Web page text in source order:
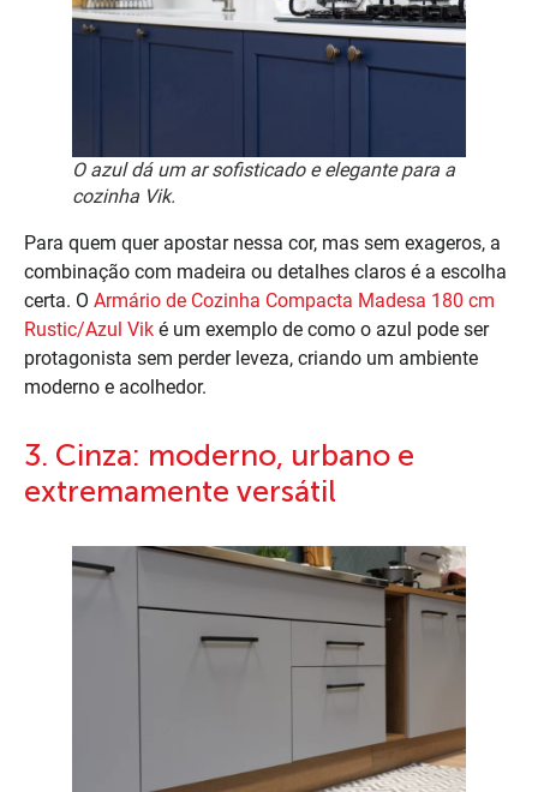
O azul dá um ar sofisticado e elegante para a
cozinha Vik.
Para quem quer apostar nessa cor, mas sem exageros, a
combinação com madeira ou detalhes claros é a escolha
certa. O Armário de Cozinha Compacta Madesa 180 cm
Rustic/Azul Vik é um exemplo de como o azul pode ser
protagonista sem perder leveza, criando um ambiente
moderno e acolhedor.
3. Cinza: moderno, urbano e
extremamente versátil